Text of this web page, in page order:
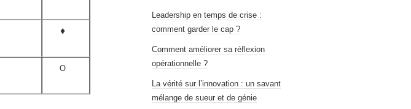
♦
O
Leadership en temps de crise :
comment garder le cap ?
Comment améliorer sa réflexion
opérationnelle ?
La vérité sur l’innovation : un savant
mélange de sueur et de génie